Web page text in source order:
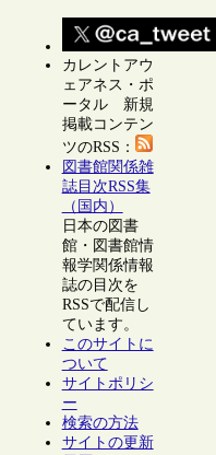
カレントアウ
ェアネス・ポ
ータル 新規
掲載コンテン
ツのRSS：
図書館関係雑
誌目次RSS集
（国内）
日本の図書
館・図書館情
報学関係情報
誌の目次を
RSSで配信し
ています。
このサイトに
ついて
サイトポリシ
ー
検索の方法
サイトの更新